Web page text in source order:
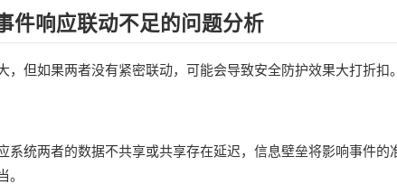
件响应联动不足的问题分析
，但如果两者没有紧密联动，可能会导致安全防护效果大打折扣。
系统两者的数据不共享或共享存在延迟，信息壁垒将影响事件的